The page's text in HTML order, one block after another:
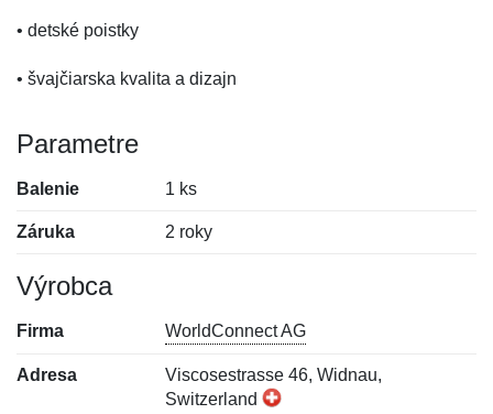
• detské poistky
• švajčiarska kvalita a dizajn
Parametre
Balenie 1 ks
Záruka 2 roky
Výrobca
Firma WorldConnect AG
Adresa
Viscosestrasse 46, Widnau,
Switzerland